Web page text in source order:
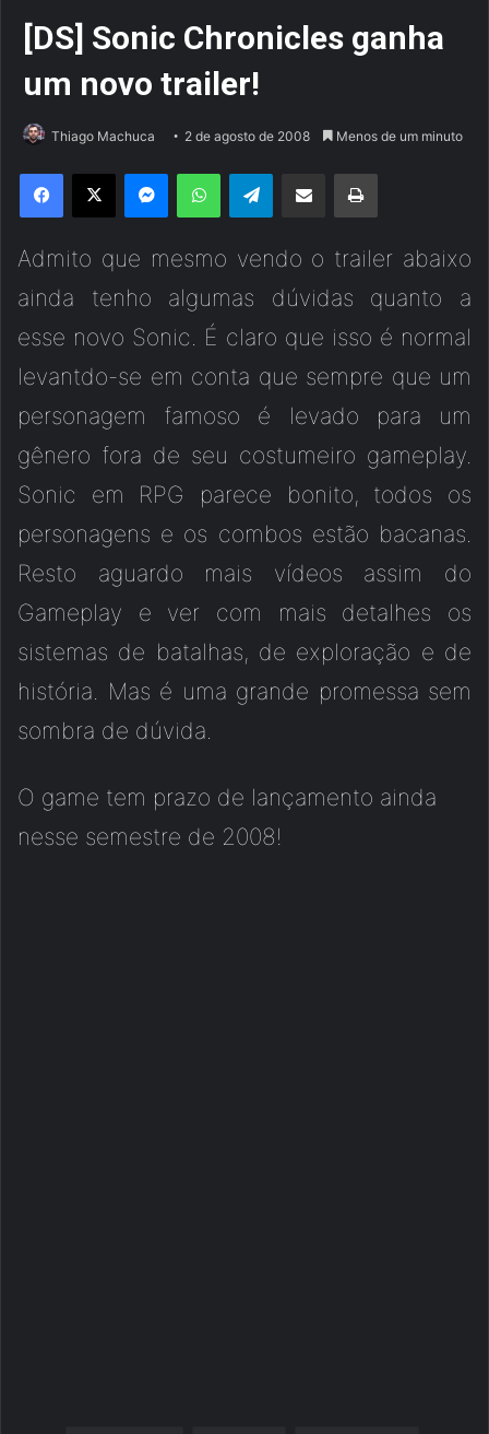
[DS] Sonic Chronicles ganha
um novo trailer!
Thiago Machuca 2 de agosto de 2008 Menos de um minuto
Admito que mesmo vendo o trailer abaixo
ainda tenho algumas dúvidas quanto a
esse novo Sonic. É claro que isso é normal
levantdo-se em conta que sempre que um
personagem famoso é levado para um
gênero fora de seu costumeiro gameplay.
Sonic em RPG parece bonito, todos os
personagens e os combos estão bacanas.
Resto aguardo mais vídeos assim do
Gameplay e ver com mais detalhes os
sistemas de batalhas, de exploração e de
história. Mas é uma grande promessa sem
sombra de dúvida.
O game tem prazo de lançamento ainda
nesse semestre de 2008!